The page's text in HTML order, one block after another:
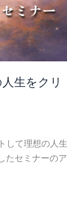
生をクリ
して理想の人生
たセミナーのア